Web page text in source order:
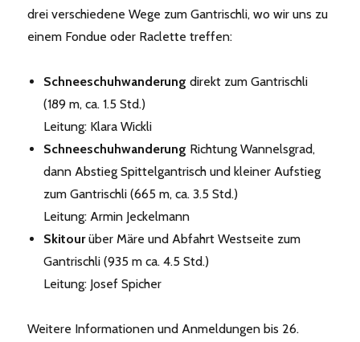
drei verschiedene Wege zum Gantrischli, wo wir uns zu
einem Fondue oder Raclette treffen:
Schneeschuhwanderungdirekt zum Gantrischli
(189 m, ca. 1.5 Std.)
Leitung: Klara Wickli
Schneeschuhwanderung Richtung Wannelsgrad,
dann Abstieg Spittelgantrisch und kleiner Aufstieg
zum Gantrischli (665 m, ca. 3.5 Std.)
Leitung: Armin Jeckelmann
Skitourüber Märe und Abfahrt Westseite zum
Gantrischli (935 m ca. 4.5 Std.)
Leitung: Josef Spicher
Weitere Informationen und Anmeldungen bis 26.